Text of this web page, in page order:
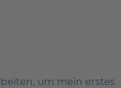
um mein erstes